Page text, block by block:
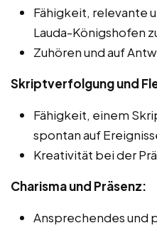
Fähigkeit, relevante
Lauda-Königshofen
Zuhören und auf
Skriptverfolgung und
Fähigkeit, einem
spontan auf
Kreativität bei der
Charisma und Präsenz:
Ansprechendes und